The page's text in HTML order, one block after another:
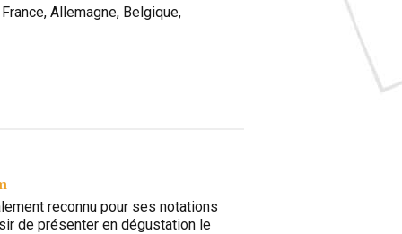
Allemagne, Belgique,
reconnu pour ses notations
de présenter en dégustation le